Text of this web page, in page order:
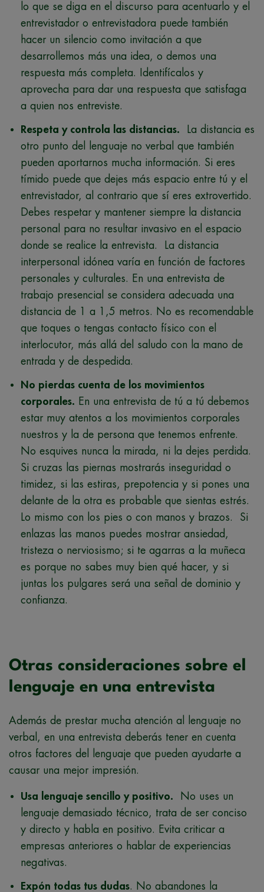
lo que se diga en el discurso para acentuarlo y el
entrevistador o entrevistadora puede también
hacer un silencio como invitación a que
desarrollemos más una idea, o demos una
respuesta más completa. Identifícalos y
aprovecha para dar una respuesta que satisfaga
a quien nos entreviste.
Respeta y controla las distancias. La distancia es
otro punto del lenguaje no verbal que también
pueden aportarnos mucha información. Si eres
tímido puede que dejes más espacio entre tú y el
entrevistador, al contrario que sí eres extrovertido.
Debes respetar y mantener siempre la distancia
personal para no resultar invasivo en el espacio
donde se realice la entrevista. La distancia
interpersonal idónea varía en función de factores
personales y culturales. En una entrevista de
trabajo presencial se considera adecuada una
distancia de 1 a 1,5 metros. No es recomendable
que toques o tengas contacto físico con el
interlocutor, más allá del saludo con la mano de
entrada y de despedida.
No pierdas cuenta de los movimientos
corporales. En una entrevista de tú a tú debemos
estar muy atentos a los movimientos corporales
nuestros y la de persona que tenemos enfrente.
No esquives nunca la mirada, ni la dejes perdida.
Si cruzas las piernas mostrarás inseguridad o
timidez, si las estiras, prepotencia y si pones una
delante de la otra es probable que sientas estrés.
Lo mismo con los pies o con manos y brazos. Si
enlazas las manos puedes mostrar ansiedad,
tristeza o nerviosismo; si te agarras a la muñeca
es porque no sabes muy bien qué hacer, y si
juntas los pulgares será una señal de dominio y
confianza.
Otras consideraciones sobre el
lenguaje en una entrevista
Además de prestar mucha atención al lenguaje no
verbal, en una entrevista deberás tener en cuenta
otros factores del lenguaje que pueden ayudarte a
causar una mejor impresión.
Usa lenguaje sencillo y positivo. No uses un
lenguaje demasiado técnico, trata de ser conciso
y directo y habla en positivo. Evita criticar a
empresas anteriores o hablar de experiencias
negativas.
Expón todas tus dudas. No abandones la